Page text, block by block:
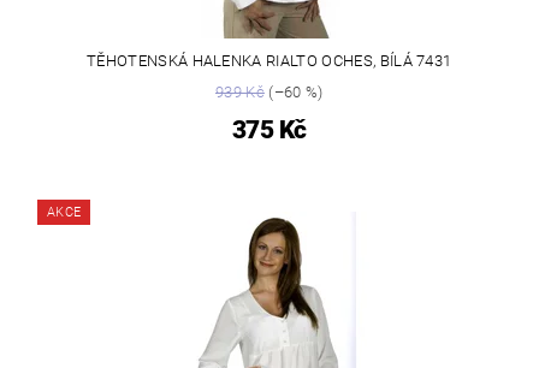
TĚHOTENSKÁ HALENKA RIALTO OCHES, BÍLÁ 7431
939 Kč(–60 %)
375 Kč
AKCE